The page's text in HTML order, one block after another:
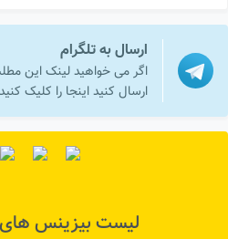
ارسال به تلگرام
اگر می خواهید لینک این
ارسال کنید اینجا را کلیک کنید
لیست بیزینس های